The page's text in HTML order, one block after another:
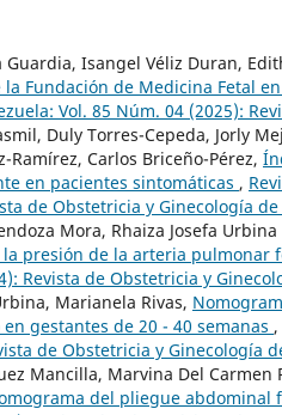
Isangel Véliz Duran,
Fundación de Medicina Fetal
Vol. 85 Núm. 04 (2025):
Duly Torres-Cepeda, Jorly
Ramírez, Carlos Briceño-Pérez,
en pacientes sintomáticas ,
de Obstetricia y Ginecología de
Mora, Rhaiza Josefa
presión de la arteria pulmonar
Revista de Obstetricia y
Marianela Rivas,
gestantes de 20 - 40 semanas ,
de Obstetricia y Ginecología
Mancilla, Marvina Del
del pliegue abdominal